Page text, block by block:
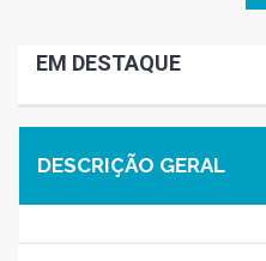
EM DESTAQUE
DESCRIÇÃO GERAL